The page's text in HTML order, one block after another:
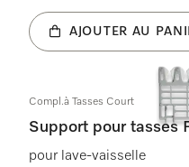
AJOUTER AU
Compl.à Tasses Court
Support pour tasses
pour lave-vaisselle